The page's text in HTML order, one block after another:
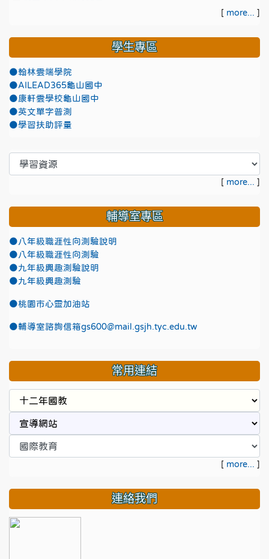
[ more... ]
學生專區
●翰林雲端學院
●AILEAD365龜山國中
●康軒雲學校龜山國中
●英文單字普測
●學習扶助評量
[ more... ]
輔導室專區
●八年級職涯性向測驗說明
●八年級職涯性向測驗
●九年級興趣測驗說明
●九年級興趣測驗
●桃園市心靈加油站
●輔導室諮詢信箱gs600@mail.gsjh.tyc.edu.tw
常用連結
[ more... ]
連絡我們